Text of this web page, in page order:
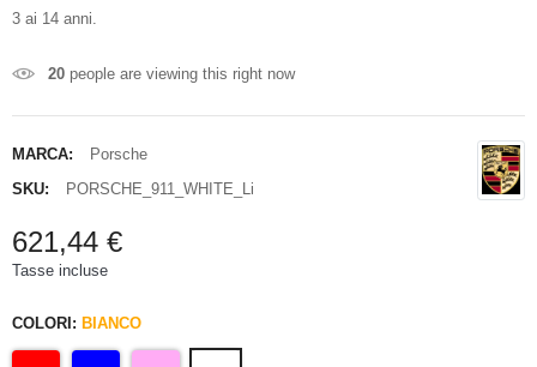
3 ai 14 anni.
20 people are viewing this right now
MARCA:
Porsche
SKU:
PORSCHE_911_WHITE_Li
621,44 €
Tasse incluse
COLORI: BIANCO